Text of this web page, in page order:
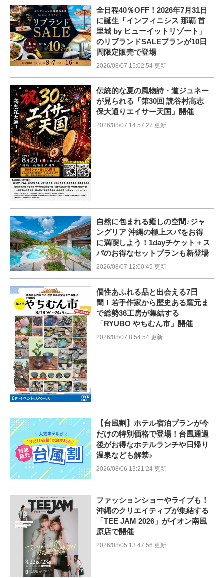
全日程40％OFF！2026年7月31日
に誕生「インフィニシス 那覇 首
里城 by ヒューイットリゾート」
のリブランドSALEプランが10日
間限定販売で登場
2026/08/07 15:02:54 更新
伝統的な夏の風物詩・道ジュネー
が見られる「第30回 読谷村高志
保大通りエイサー天国」開催
2026/08/07 14:57:27 更新
自然に包まれる癒しの空間♪ジャ
ングリア 沖縄の極上スパをお得
に満喫しよう！1dayチケット＋ス
パのお得なセットプランも新登場
2026/08/07 12:00:45 更新
個性あふれる品と出会える7日
間！若手作家から歴史ある窯元ま
で総勢36工房が集結する
「RYUBO やちむん市」開催
2026/08/07 8:54:54 更新
【台風割】ホテル宿泊プランが今
だけの特別価格で登場！台風通過
後がお得なホテルランチや日帰り
温泉なども解禁♪
2026/08/06 13:21:24 更新
ファッションショーやライブも！
沖縄のクリエイティブが集結する
「TEE JAM 2026」がイオン南風
原店で開催
2026/08/05 13:47:56 更新